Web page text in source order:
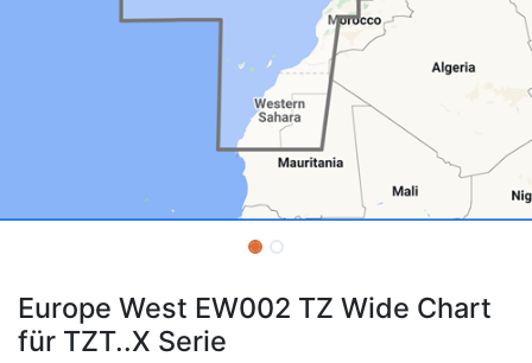
Europe West EW002 TZ Wide Chart
für TZT..X Serie